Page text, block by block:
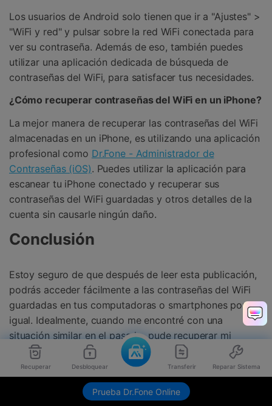
Recuperar Desbloquear Transferir Reparar Sistema
Prueba Dr.Fone Online
󠀰Los usuarios de Android solo tienen que ir a "Ajustes" >
"WiFi y red" y pulsar sobre la red WiFi conectada para
ver su contraseña.󠀲󠀩󠀥󠀦󠀨󠀤󠀠󠀤󠀳󠀰 Además de eso, también puedes
utilizar una aplicación dedicada de búsqueda de
contraseñas del WiFi, para satisfacer tus necesidades.
󠀰¿Cómo recuperar contraseñas del WiFi en un iPhone?󠀲󠀩󠀥󠀦󠀨󠀤󠀠󠀦󠀳
󠀰La mejor manera de recuperar las contraseñas del WiFi
almacenadas en un iPhone, es utilizando una aplicación
profesional como Dr.Fone - Administrador de
Contraseñas (iOS).󠀲󠀩󠀥󠀦󠀨󠀤󠀠󠀧󠀳󠀰 Puedes utilizar la aplicación para
escanear tu iPhone conectado y recuperar sus
contraseñas del WiFi guardadas y otros detalles de la
cuenta sin causarle ningún daño.
Conclusión
󠀰Estoy seguro de que después de leer esta publicación,
podrás acceder fácilmente a las contraseñas del WiFi
guardadas en tus computadoras o smartphones por
igual.󠀲󠀩󠀥󠀦󠀨󠀤󠀡󠀠󠀳󠀰 Idealmente, cuando me encontré con una
situación similar en el pasado, pude recuperar mi
contraseña del WiFi con la ayuda de Dr.Fone -
Administrador de Contraseñas (iOS). Además de ser un
buscador de contraseñas del WiFi, también, tiene otras
numerosas funciones que te permiten acceder a otros